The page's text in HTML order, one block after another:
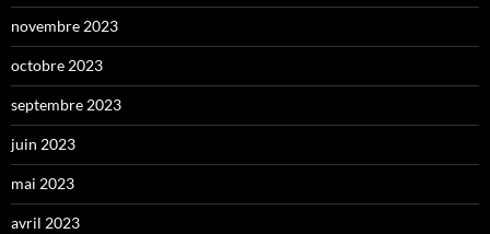
novembre 2023
octobre 2023
septembre 2023
juin 2023
mai 2023
avril 2023